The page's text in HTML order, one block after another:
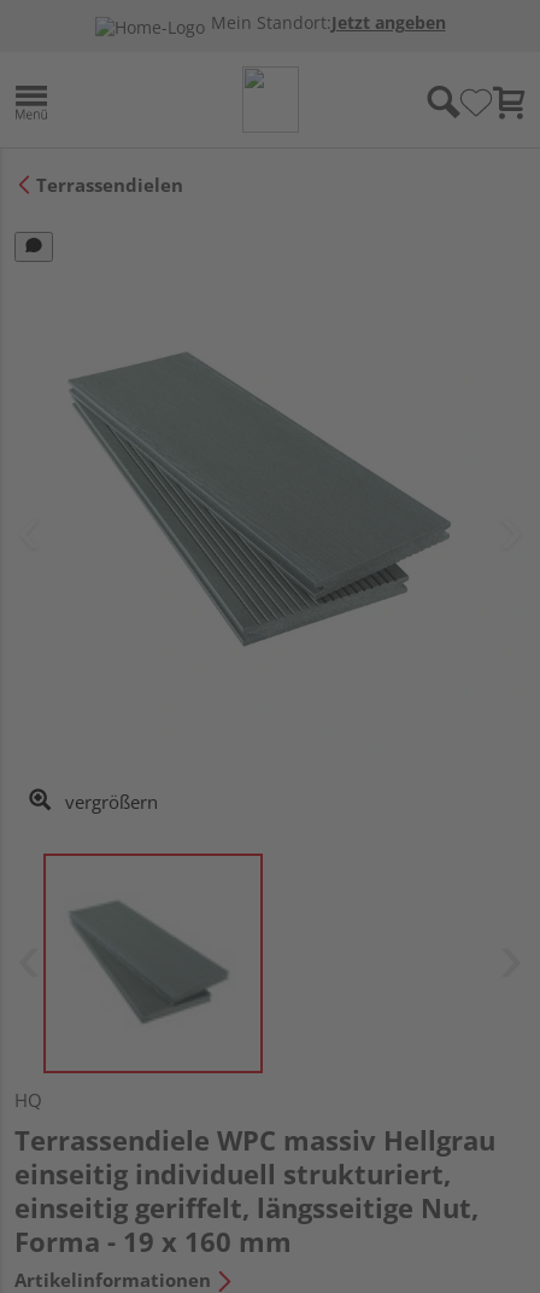
Mein Standort:Jetzt angeben
Terrassendielen
vergrößern
HQ
Terrassendiele WPC massiv Hellgrau
einseitig individuell strukturiert,
einseitig geriffelt, längsseitige Nut,
Forma - 19 x 160 mm
Artikelinformationen